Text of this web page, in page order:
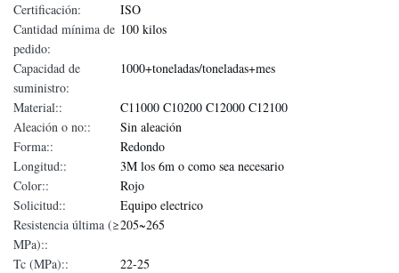
Certificación:
ISO
Cantidad mínima de
pedido:
100 kilos
Capacidad de
suministro:
1000+toneladas/toneladas+mes
Material::
C11000 C10200 C12000 C12100
Aleación o no::
Sin aleación
Forma::
Redondo
Longitud::
3M los 6m o como sea necesario
Color::
Rojo
Solicitud::
Equipo electrico
Resistencia última (≥
MPa)::
205~265
Tc (MPa)::
22-25